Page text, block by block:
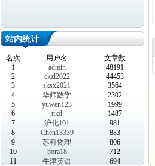
站内统计
名次 用户名
文章数
1
admin
48191
2
ckzl2022
44453
3
sksx2021
3564
4
华师数学
2302
5
yuwen123
1999
6
ttkd
1487
7
沪化101
981
8
Chen13339
883
9
苏科物理
806
10
bora18
712
11
牛津英语
694